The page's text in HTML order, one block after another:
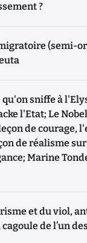
?
(semi-
qu'on sniffe à
l'Etat; Le
de courage,
de réalisme
Marine
et du viol,
de l’un